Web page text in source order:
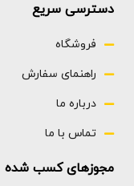
دسترسی سریع
فروشگاه
راهنمای سفارش
درباره ما
تماس با ما
مجوزهای کسب شده